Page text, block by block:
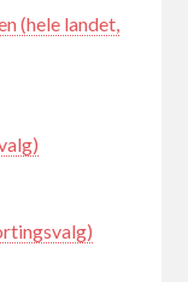
(hele landet,